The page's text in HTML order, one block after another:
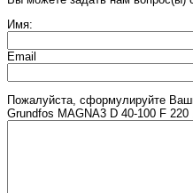
Имя:
Email
Пожалуйста, сформулируйте
Grundfos MAGNA3 D 40-100 F 220